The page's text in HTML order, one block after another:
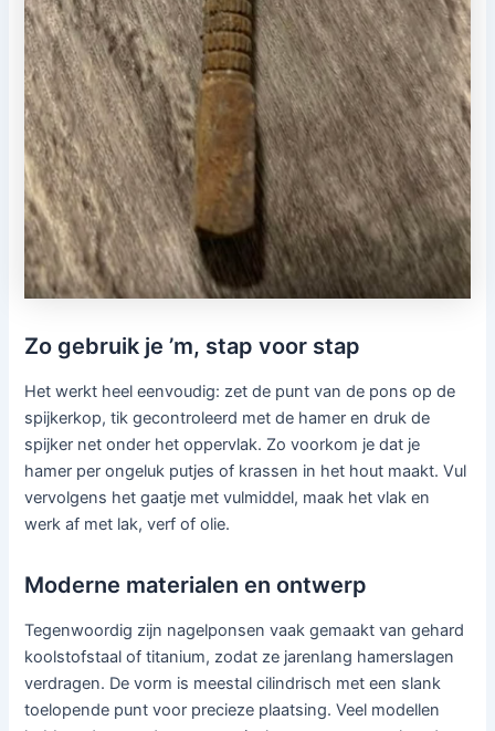
Zo gebruik je ’m, stap voor stap
Het werkt heel eenvoudig: zet de punt van de pons op de
spijkerkop, tik gecontroleerd met de hamer en druk de
spijker net onder het oppervlak. Zo voorkom je dat je
hamer per ongeluk putjes of krassen in het hout maakt. Vul
vervolgens het gaatje met vulmiddel, maak het vlak en
werk af met lak, verf of olie.
Moderne materialen en ontwerp
Tegenwoordig zijn nagelponsen vaak gemaakt van gehard
koolstofstaal of titanium, zodat ze jarenlang hamerslagen
verdragen. De vorm is meestal cilindrisch met een slank
toelopende punt voor precieze plaatsing. Veel modellen